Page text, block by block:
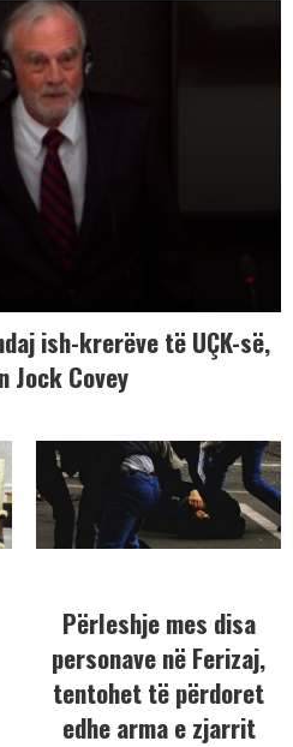
ish-krerëve të UÇK-së,
Jock Covey
Përleshje mes disa
personave në Ferizaj,
tentohet të përdoret
edhe arma e zjarrit